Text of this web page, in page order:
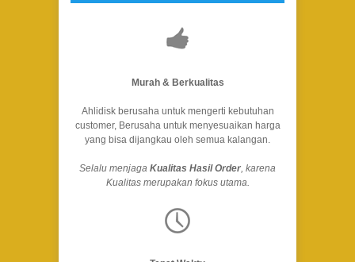
Murah & Berkualitas
Ahlidisk berusaha untuk mengerti kebutuhan
customer, Berusaha untuk menyesuaikan harga
yang bisa dijangkau oleh semua kalangan.
Selalu menjaga Kualitas Hasil Order, karena
Kualitas merupakan fokus utama.